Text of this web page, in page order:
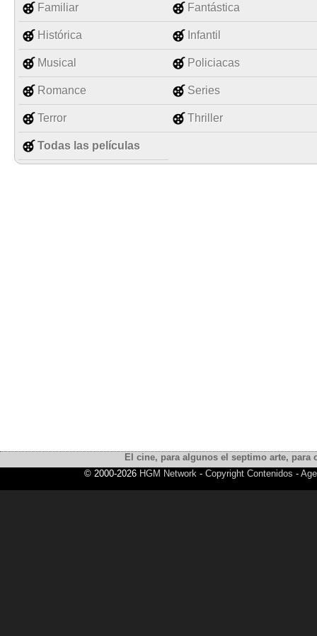
Familiar Fantástica
Histórica Infantil
Musical Policiacas
Romance Series
Terror Thriller
Todas las películas
El cine, para algunos el septimo arte,
© 2000-2026 HGM Network - Copyright Contenidos -